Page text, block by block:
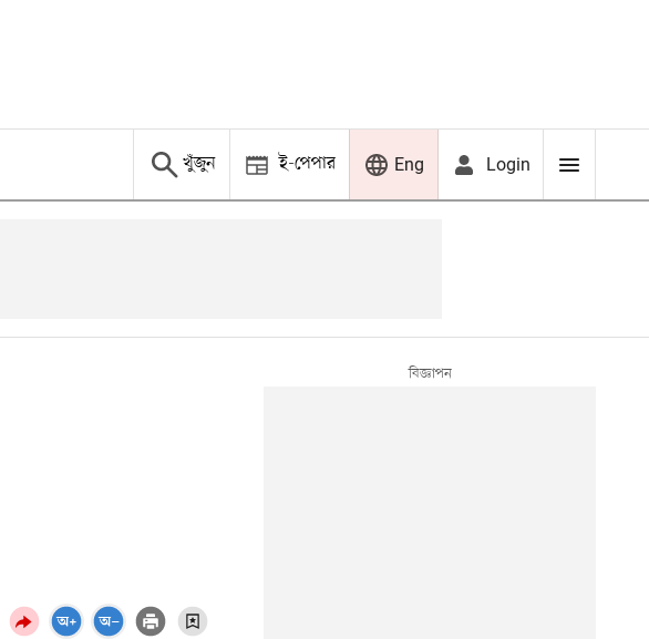
খুঁজুন ই-পেপার Eng Login